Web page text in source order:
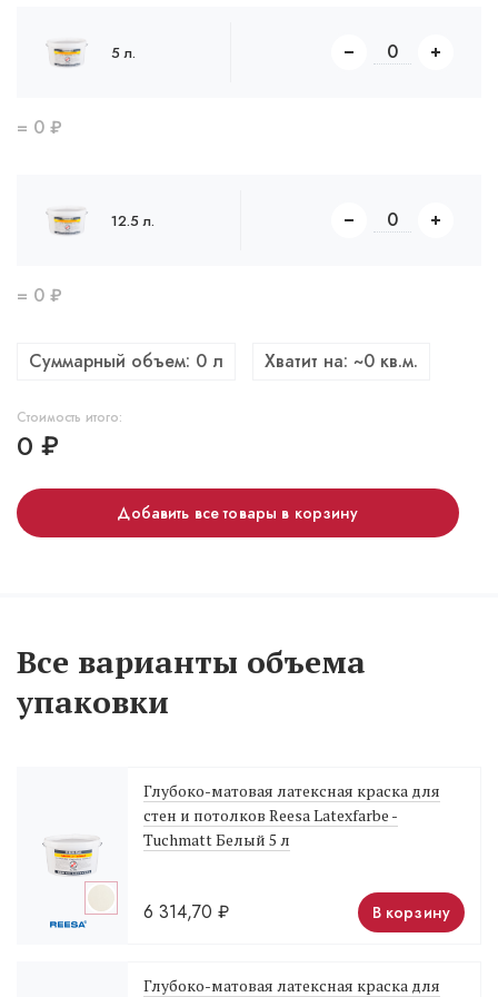
5 л.
= 0 ₽
12.5 л.
= 0 ₽
Суммарный объем: 0 л Хватит на: ~0 кв.м.
Стоимость итого:
0 ₽
Добавить все товары в корзину
Все варианты объема
упаковки
Глубоко-матовая латексная краска для
стен и потолков Reesa Latexfarbe -
Tuchmatt Белый 5 л
6 314,70 ₽ В корзину
Глубоко-матовая латексная краска для